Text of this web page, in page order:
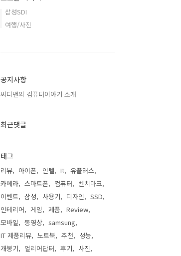
삼성SDI
여행/사진
공지사항
씨디맨의 컴퓨터이야기 소개
최근댓글
태그
리뷰 아이폰 인텔 It
유플러스
카메라
스마트폰 컴퓨터
벤치마크
이벤트
삼성 사용기 디자인
SSD
인테리어
게임 제품
Review
모바일
동영상
samsung
IT 제품리뷰
노트북 추천
성능
개봉기
얼리어답터 후기
사진